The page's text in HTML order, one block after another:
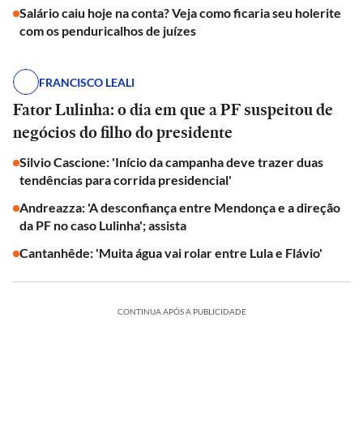
Salário caiu hoje na conta? Veja como ficaria seu holerite
com os penduricalhos de juízes
FRANCISCO LEALI
Fator Lulinha: o dia em que a PF suspeitou de
negócios do filho do presidente
Silvio Cascione: 'Início da campanha deve trazer duas
tendências para corrida presidencial'
Andreazza: 'A desconfiança entre Mendonça e a direção
da PF no caso Lulinha'; assista
Cantanhêde: 'Muita água vai rolar entre Lula e Flávio'
CONTINUA APÓS A PUBLICIDADE